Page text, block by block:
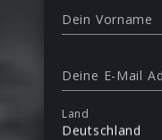
Dein Vorname
Deine E-Mail
Land
Deutschland